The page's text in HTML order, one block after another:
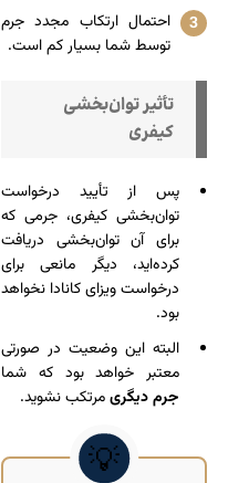
احتمال ارتکاب مجدد جرم
توسط شما بسیار کم است.
تأثیر توان‌بخشی
کیفری
پس از تأیید درخواست
توان‌بخشی کیفری، جرمی که
برای آن توان‌بخشی دریافت
کرده‌اید، دیگر مانعی برای
درخواست ویزای کانادا نخواهد
بود.
البته این وضعیت در صورتی
معتبر خواهد بود که شما
جرم دیگریمرتکب نشوید.